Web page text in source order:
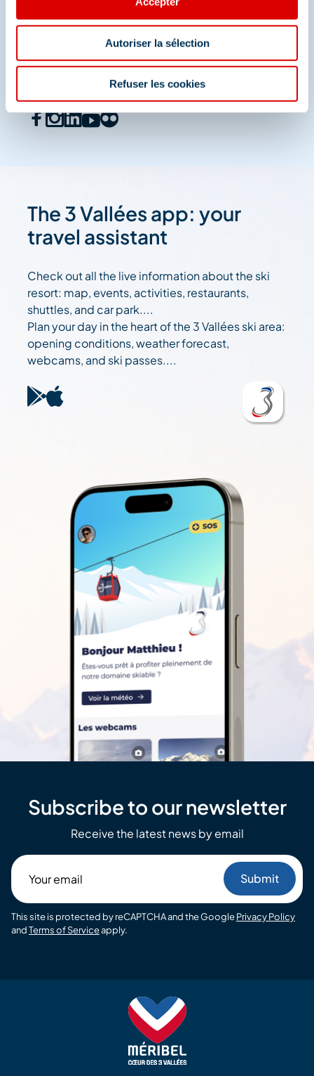
Autoriser la sélection
Refuser les cookies
Share your moments in
And join us on social media
The 3 Vallées app: your
travel assistant
Check out all the live information about the ski
resort: map, events, activities, restaurants,
shuttles, and car park....
Plan your day in the heart of the 3 Vallées ski area:
opening conditions, weather forecast,
webcams, and ski passes....
Subscribe to our newsletter
Receive the latest news by email
email
This site is protected by reCAPTCHA and the GooglePrivacy Policy
andTerms of Serviceapply.